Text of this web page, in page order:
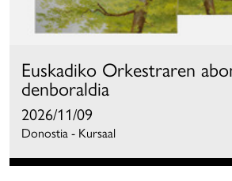
Euskadiko Orkestraren
denboraldia
2026/11/09
Donostia - Kursaal